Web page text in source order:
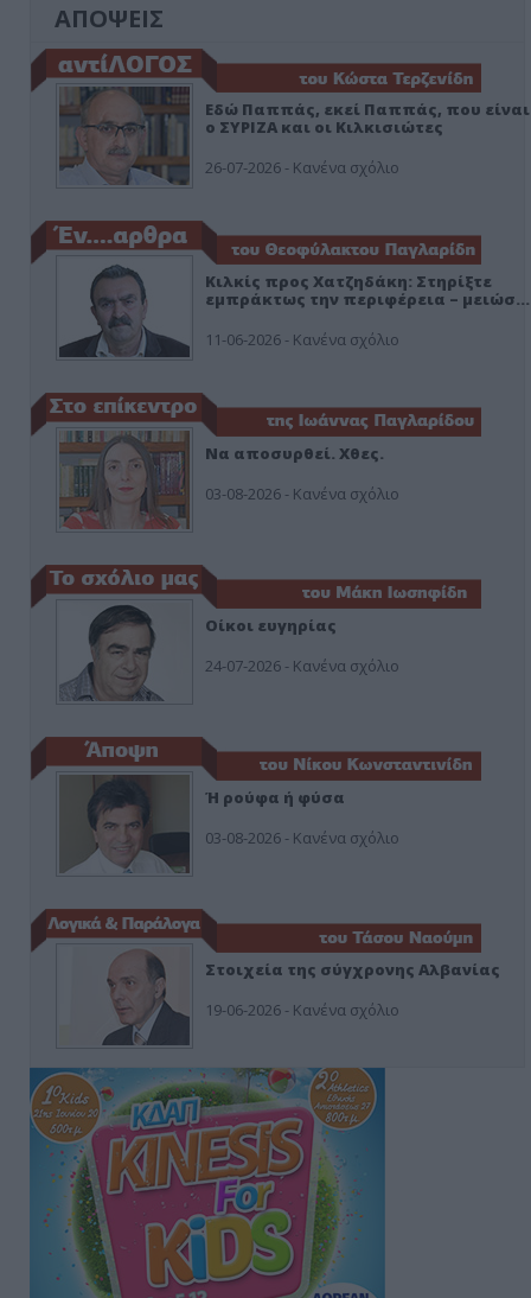
ΑΠΟΨΕΙΣ
Εδώ Παππάς, εκεί Παππάς, που είναι
ο ΣΥΡΙΖΑ και οι Κιλκισιώτες
26-07-2026 - Κανένα σχόλιο
Κιλκίς προς Χατζηδάκη: Στηρίξτε
εμπράκτως την περιφέρεια – μειώσ…
11-06-2026 - Κανένα σχόλιο
Να αποσυρθεί. Χθες.
03-08-2026 - Κανένα σχόλιο
Οίκοι ευγηρίας
24-07-2026 - Κανένα σχόλιο
Ή ρούφα ή φύσα
03-08-2026 - Κανένα σχόλιο
Στοιχεία της σύγχρονης Αλβανίας
19-06-2026 - Κανένα σχόλιο